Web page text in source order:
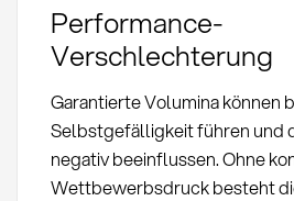
Performance-
Verschlechterung
Garantierte Volumina können
Selbstgefälligkeit führen und
negativ beeinflussen. Ohne
Wettbewerbsdruck besteht